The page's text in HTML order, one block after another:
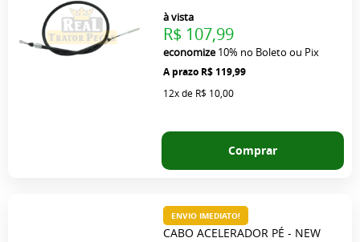
R$ 119,99
à vista
R$ 107,99
economize10% no Boleto ou Pix
12xde R$ 10,00
Comprar
CABO ACELERADOR PÉ - NEW
ENVIO IMEDIATO!